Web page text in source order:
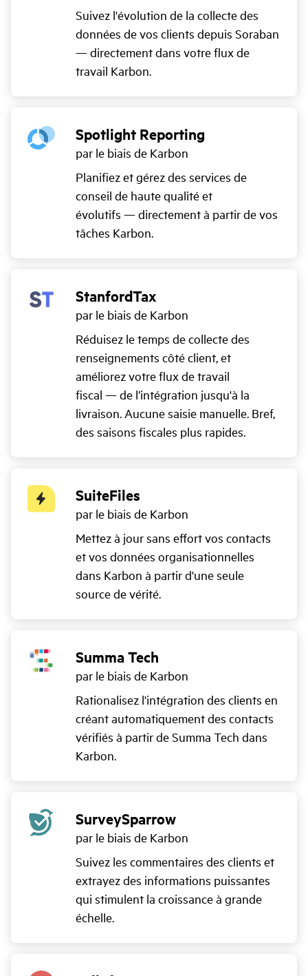
Suivez l'évolution de la collecte des
données de vos clients depuis Soraban
— directement dans votre flux de
travail Karbon.
Spotlight Reporting
par le biais de Karbon
Planifiez et gérez des services de
conseil de haute qualité et
évolutifs — directement à partir de vos
tâches Karbon.
StanfordTax
par le biais de Karbon
Réduisez le temps de collecte des
renseignements côté client, et
améliorez votre flux de travail
fiscal — de l’intégration jusqu'à la
livraison. Aucune saisie manuelle. Bref,
des saisons fiscales plus rapides.
SuiteFiles
par le biais de Karbon
Mettez à jour sans effort vos contacts
et vos données organisationnelles
dans Karbon à partir d'une seule
source de vérité.
Summa Tech
par le biais de Karbon
Rationalisez l'intégration des clients en
créant automatiquement des contacts
vérifiés à partir de Summa Tech dans
Karbon.
SurveySparrow
par le biais de Karbon
Suivez les commentaires des clients et
extrayez des informations puissantes
qui stimulent la croissance à grande
échelle.